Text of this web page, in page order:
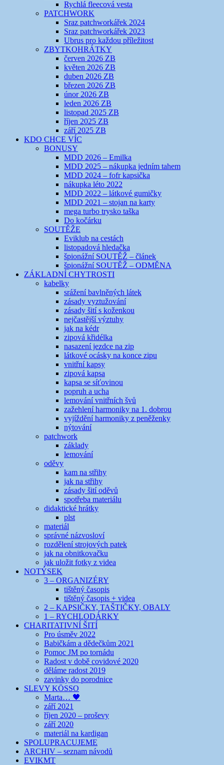
Rychlá fleecová vesta
PATCHWORK
Sraz patchworkářek 2024
Sraz patchworkářek 2023
Ubrus pro každou příležitost
ZBYTKOHRÁTKY
červen 2026 ZB
květen 2026 ZB
duben 2026 ZB
březen 2026 ZB
únor 2026 ZB
leden 2026 ZB
listopad 2025 ZB
říjen 2025 ZB
září 2025 ZB
KDO CHCE VÍC
BONUSY
MDD 2026 – Emilka
MDD 2025 – nákupka jedním tahem
MDD 2024 – fofr kapsička
nákupka léto 2022
MDD 2022 – látkové gumičky
MDD 2021 – stojan na karty
mega turbo trysko taška
Do kočárku
SOUTĚŽE
Eviklub na cestách
listopadová hledačka
špionážní SOUTĚŽ – článek
špionážní SOUTĚŽ – ODMĚNA
ZÁKLADNÍ CHYTROSTI
kabelky
srážení bavlněných látek
zásady vyztužování
zásady šití s koženkou
nejčastější výztuhy
jak na kédr
zipová křidélka
nasazení jezdce na zip
látkové ocásky na konce zipu
vnitřní kapsy
zipová kapsa
kapsa se síťovinou
popruh a ucha
lemování vnitřních švů
zažehlení harmoniky na 1. dobrou
vyjíždění harmoniky z peněženky
nýtování
patchwork
základy
lemování
oděvy
kam na střihy
jak na střihy
zásady šití oděvů
spotřeba materiálu
didaktické hrátky
plst
materiál
správné názvosloví
rozdělení strojových patek
jak na obnitkovačku
jak uložit fotky z videa
NOTÝSEK
3 – ORGANIZÉRY
tištěný časopis
tištěný časopis + videa
2 – KAPSIČKY, TAŠTIČKY, OBALY
1 – RYCHLODÁRKY
CHARITATIVNÍ ŠITÍ
Pro úsměv 2022
Babičkám a dědečkům 2021
Pomoc JM po tornádu
Radost v době covidové 2020
děláme radost 2019
zavinky do porodnice
SLEVY KÖSSO
Marta… 🖤
září 2021
říjen 2020 – proševy
září 2020
materiál na kardigan
SPOLUPRACUJEME
ARCHIV – seznam návodů
EVIKMT